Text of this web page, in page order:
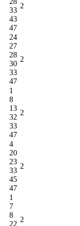
33
43
47
2
24
27
28
30
33
47
2
1
8
13
32
33
47
2
4
20
23
33
45
47
2
1
7
8
22
2